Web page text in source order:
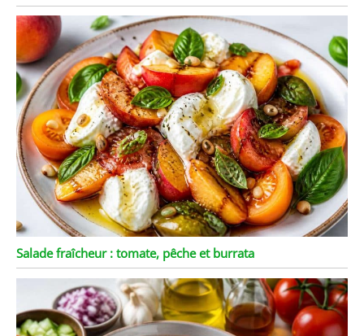
Salade fraîcheur : tomate, pêche et burrata